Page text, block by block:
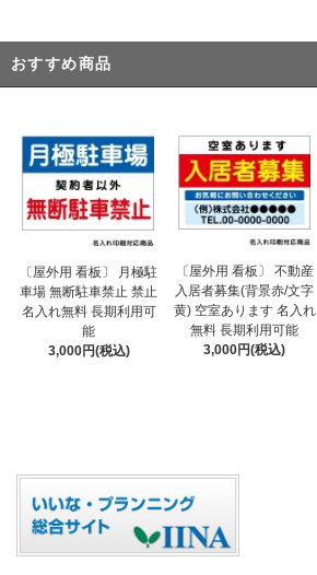
おすすめ商品
〔屋外用 看板〕 月極駐
車場 無断駐車禁止 禁止
名入れ無料 長期利用可
能
3,000円(税込)
〔屋外用 看板〕 不動産
入居者募集(背景赤/文字
黄) 空室あります 名入れ
無料 長期利用可能
3,000円(税込)